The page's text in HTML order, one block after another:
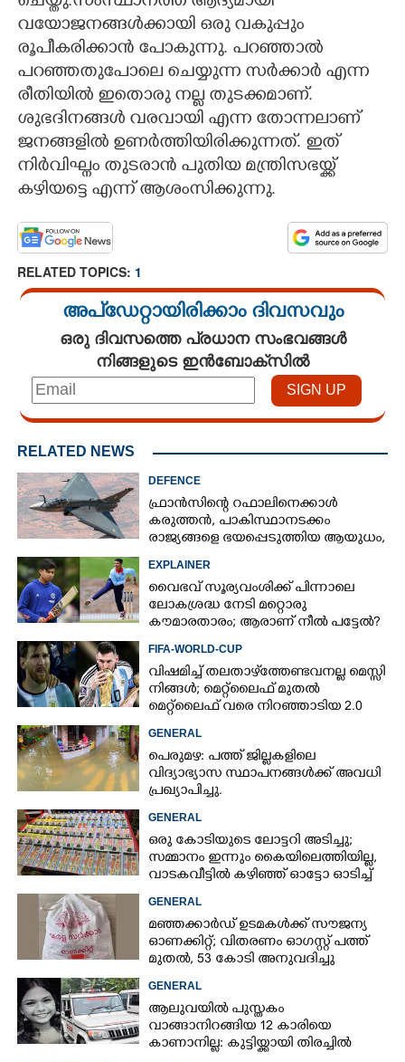
വയോജനങ്ങൾക്കായി ഒരു വകുപ്പും
രൂപീകരിക്കാൻ പോകുന്നു. പറഞ്ഞാൽ
പറഞ്ഞതുപോലെ ചെയ്യുന്ന സർക്കാർ എന്ന
രീതിയിൽ ഇതൊരു നല്ല തുടക്കമാണ്.
ശുഭദിനങ്ങൾ വരവായി എന്ന തോന്നലാണ്
ജനങ്ങളിൽ ഉണർത്തിയിരിക്കുന്നത്. ഇത്
നിർവിഘ്നം തുടരാൻ പുതിയ മന്ത്രിസഭയ്ക്ക്
കഴിയട്ടെ എന്ന് ആശംസിക്കുന്നു.
RELATED TOPICS: 1
അപ്ഡേറ്റായിരിക്കാം ദിവസവും
ഒരു ദിവസത്തെ പ്രധാന സംഭവങ്ങൾ
നിങ്ങളുടെ ഇൻബോക്സിൽ
RELATED NEWS
DEFENCE
ഫ്രാൻസിന്റെ റഫാലിനെക്കാൾ
കരുത്തൻ,​ പാകിസ്ഥാനടക്കം
രാജ്യങ്ങളെ ഭയപ്പെടുത്തിയ ആയുധം,​
EXPLAINER
വൈഭവ് സൂര്യവംശിക്ക് പിന്നാലെ
ലോകശ്രദ്ധ നേടി മറ്റൊരു
കൗമാരതാരം; ആരാണ് നീൽ പട്ടേൽ?
FIFA-WORLD-CUP
വിഷമിച്ച് തലതാഴ്‌ത്തേണ്ടവനല്ല മെസ്സി
നിങ്ങള്‍; മെറ്റ്‌ലൈഫ് മുതല്‍
മെറ്റ്‌ലൈഫ് വരെ നിറഞ്ഞാടിയ 2.0
GENERAL
പെരുമഴ: പത്ത് ജില്ലകളിലെ
വിദ്യാഭ്യാസ സ്ഥാപനങ്ങൾക്ക് അവധി
പ്രഖ്യാപിച്ചു.
GENERAL
ഒരു കോടിയുടെ ലോട്ടറി അടിച്ചു;
സമ്മാനം ഇന്നും കൈയിലെത്തിയില്ല,
വാടകവീട്ടിൽ കഴിഞ്ഞ് ഓട്ടോ ഓടിച്ച്
GENERAL
മഞ്ഞക്കാർഡ് ഉടമകൾക്ക് സൗജന്യ
ഓണക്കിറ്റ്; വിതരണം ഓഗസ്റ്റ് പത്ത്
മുതൽ, 53 കോടി അനുവദിച്ചു
GENERAL
ആലുവയിൽ പുസ്തകം
വാങ്ങാനിറങ്ങിയ 12 കാരിയെ
കാണാനില്ല: കുട്ടിയ്ക്കായി തിരച്ചിൽ